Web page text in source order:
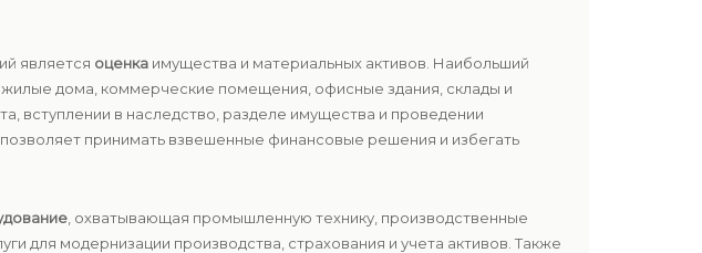
является оценка имущества и материальных активов. Наибольший
жилые дома, коммерческие помещения, офисные здания, склады и
вступлении в наследство, разделе имущества и проведении
принимать взвешенные финансовые решения и избегать
, охватывающая промышленную технику, производственные
для модернизации производства, страхования и учета активов. Также